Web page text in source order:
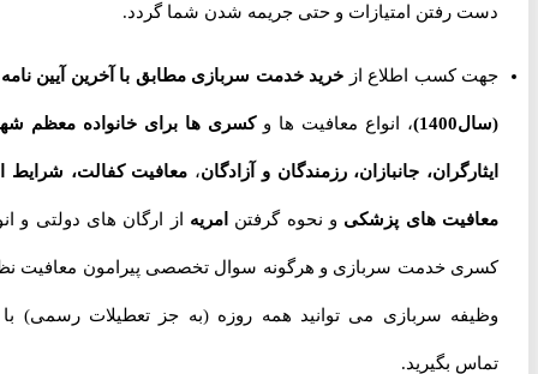
دست رفتن امتیازات و حتی جریمه شدن شما گردد.
جهت کسب اطلاع ازخرید خدمت سربازی مطابق با آخرین آیین نامه ها
(سال1400) ، انواع معافیت ها و کسری ها برای خانواده معظم شهدا،
ایثارگران، جانبازان، رزمندگان و آزادگان،معافیت کفالت، شرایط اخذ
معافیت های پزشکیو نحوه گرفتن امریهاز ارگان های دولتی و انواع
کسری خدمت سربازی و هرگونه سوال تخصصی پیرامون معافیت نظام
وظیفه سربازی می توانید همه روزه (به جز تعطیلات رسمی) با ما
تماس بگیرید.